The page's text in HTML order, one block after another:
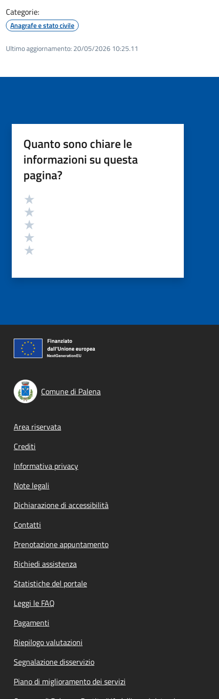
Categorie:
Anagrafe e stato civile
Ultimo aggiornamento: 20/05/2026 10:25.11
Quanto sono chiare le
informazioni su questa
pagina?
Valutazione
Comune di Palena
Footer menu
Area riservata
Crediti
Informativa privacy
Note legali
Dichiarazione di accessibilità
Contatti
Prenotazione appuntamento
Richiedi assistenza
Statistiche del portale
Leggi le FAQ
Pagamenti
Riepilogo valutazioni
Segnalazione disservizio
Piano di miglioramento dei servizi